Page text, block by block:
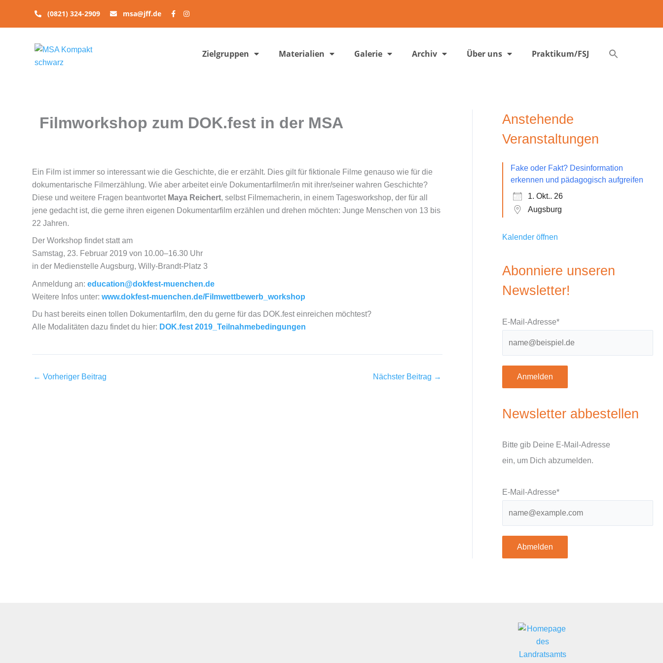
(0821) 324-2909 msa@jff.de
Zielgruppen Materialien Galerie Archiv Über uns Praktikum/FSJ
Filmworkshop zum DOK.fest in der MSA
Ein Film ist immer so interessant wie die Geschichte, die er erzählt. Dies gilt für fiktionale Filme genauso wie für die
dokumentarische Filmerzählung. Wie aber arbeitet ein/e Dokumentarfilmer/in mit ihrer/seiner wahren Geschichte?
Diese und weitere Fragen beantwortet Maya Reichert, selbst Filmemacherin, in einem Tagesworkshop, der für all
jene gedacht ist, die gerne ihren eigenen Dokumentarfilm erzählen und drehen möchten: Junge Menschen von 13 bis
22 Jahren.
Der Workshop findet statt am
Samstag, 23. Februar 2019 von 10.00–16.30 Uhr
in der Medienstelle Augsburg, Willy-Brandt-Platz 3
Anmeldung an: education@dokfest-muenchen.de
Weitere Infos unter: www.dokfest-muenchen.de/Filmwettbewerb_workshop
Du hast bereits einen tollen Dokumentarfilm, den du gerne für das DOK.fest einreichen möchtest?
Alle Modalitäten dazu findet du hier: DOK.fest 2019_Teilnahmebedingungen
← Vorheriger Beitrag Nächster Beitrag →
Anstehende
Veranstaltungen
Fake oder Fakt? Desinformation
erkennen und pädagogisch aufgreifen
1. Okt.. 26
Augsburg
Kalender öffnen
Abonniere unseren
Newsletter!
E-Mail-Adresse*
Anmelden
Newsletter abbestellen
Bitte gib Deine E-Mail-Adresse
ein, um Dich abzumelden.
E-Mail-Adresse*
Abmelden